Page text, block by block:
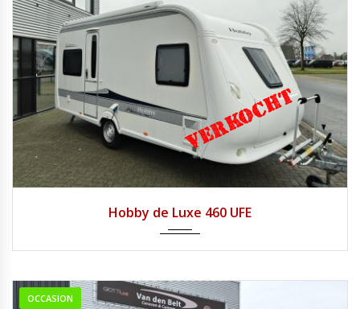
Hobby de Luxe 460 UFE
OCCASION